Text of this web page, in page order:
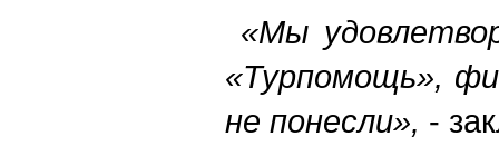
«Мы
«Турпомощь»,
не понесли», -